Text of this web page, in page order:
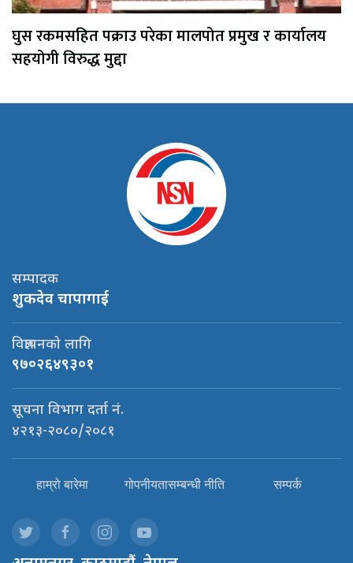
घुस रकमसहित पक्राउ परेका मालपोत प्रमुख र कार्यालय
सहयोगी विरुद्ध मुद्दा
सम्पादक
शुकदेव चापागाई
विज्ञापनको लागि
९७०२६४९३०१
सूचना विभाग दर्ता नं.
४२१३-२०८०/२०८१
हाम्रो बारेमा गोपनीयतासम्बन्धी नीति सम्पर्क